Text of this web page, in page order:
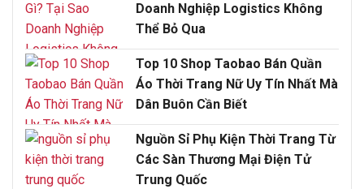
Doanh Nghiệp Logistics Không
Thể Bỏ Qua
Top 10 Shop Taobao Bán Quần
Áo Thời Trang Nữ Uy Tín Nhất Mà
Dân Buôn Cần Biết
Nguồn Sỉ Phụ Kiện Thời Trang Từ
Các Sàn Thương Mại Điện Tử
Trung Quốc